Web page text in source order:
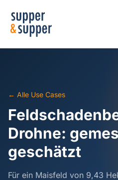
← Alle Use Cases
Drohne:
geschätzt
Für ein Maisfeld von 9,43